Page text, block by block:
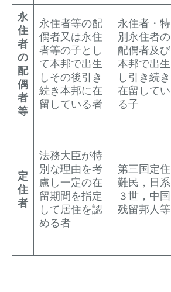
永
住
者
の
配
偶
者
等
永住者等の配
偶者又は永住
者等の子とし
て本邦で出生
しその後引き
続き本邦に在
留している者
永住者・特
別永住者の
配偶者及び
本邦で出生
し引き続き
在留してい
る子
定
住
者
法務大臣が特
別な理由を考
慮し一定の在
留期間を指定
して居住を認
める者
第三国定住
難民，日系
３世，中国
残留邦人等